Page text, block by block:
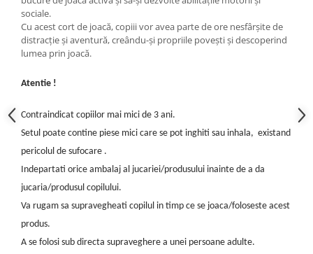
sociale.
Cu acest cort de joacă, copiii vor avea parte de ore nesfârșite de
distracție și aventură, creându-și propriile povești și descoperind
lumea prin joacă.
Atentie !
Contraindicat copiilor mai mici de 3 ani.
Setul poate contine piese mici care se pot inghiti sau inhala, existand
pericolul de sufocare .
Indepartati orice ambalaj al jucariei/produsului inainte de a da
jucaria/produsul copilului.
Va rugam sa supravegheati copilul in timp ce se joaca/foloseste acest
produs.
A se folosi sub directa supraveghere a unei persoane adulte.